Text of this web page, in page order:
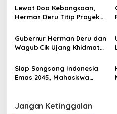
g
a
t
i
o
n
Bara di Jalan Umum
Lewat Doa Kebangsaan,
Herman Deru Titip Proyek
Kebangsaan, Herman Deru
Titip Proyek Strategis
Sumsel kepada Pemerintah
Pemerintah Pusat”
Gubernur Herman Deru dan
Wagub Cik Ujang Khidmat
Perdana Presiden Prabowo
Siap Songsong Indonesia
Emas 2045, Mahasiswa
Herman Deru
Jangan Ketinggalan